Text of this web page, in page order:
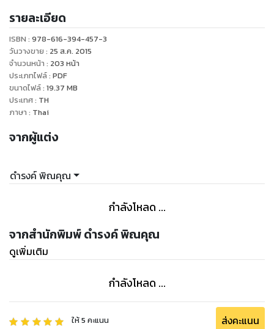
สำเร็จในชีวิต"
รายละเอียด
ISBN : 978-616-394-457-3
วันวางขาย : 25 ส.ค. 2015
จำนวนหน้า : 203 หน้า
ประเภทไฟล์: PDF
ขนาดไฟล์: 19.37 MB
ประเทศ: TH
ภาษา : Thai
จากผู้แต่ง
ดำรงค์ พิณคุณ
กำลังโหลด ...
จากสำนักพิมพ์ ดำรงค์ พิณคุณ
ดูเพิ่มเติม
กำลังโหลด ...
ให้5 คะแนน ส่งคะแนน